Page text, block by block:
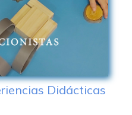
Didácticas